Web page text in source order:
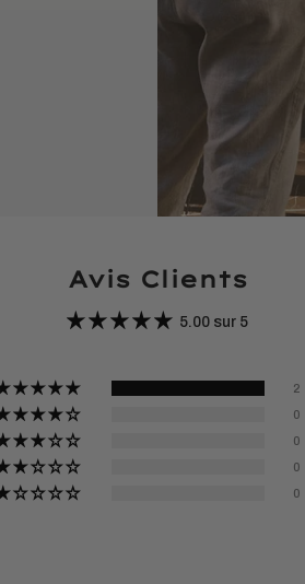
Avis Clients
5.00 sur 5
2
0
0
0
0